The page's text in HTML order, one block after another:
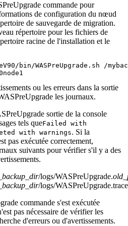
commande pour
de configuration du nœud
de sauvegarde de migration.
répertoire pour les fichiers de
racine de l'installation et le
ou les erreurs dans la sortie
les journaux.
sortie de la console
tels queFailed with
with warnings. Si la
pas exécutée correctement,
suivants pour vérifier s'il y a des
/logs/WASPreUpgrade.
/logs/WASPreUpgrade.trace
commande s'est exécutée
pas nécessaire de vérifier les
d'erreurs ou d'avertissements.